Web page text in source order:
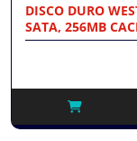
DISCO DURO
SATA, 256MB